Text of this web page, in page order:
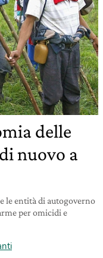
delle
nuovo a
le entità di autogoverno
per omicidi e